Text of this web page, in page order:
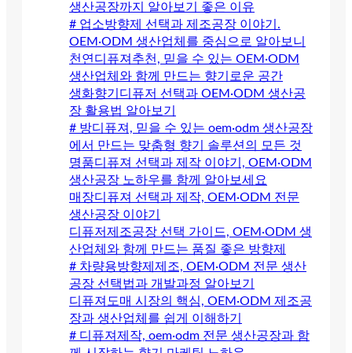
생산공장까지 알아보기 좋은 이유
# 업소방향제 선택과 제조공장 이야기.
OEM·ODM 생산업체를 중심으로 알아보니
천연디퓨져추천, 믿을 수 있는 OEM·ODM
생산업체와 함께 만드는 향기로운 공간
생화향기디퓨저 선택과 OEM·ODM 생산공
장 활용법 알아보기
# 방디퓨져, 믿을 수 있는 oem·odm 생산공장
에서 만드는 맞춤형 향기 솔루션의 모든 것
명품디퓨져 선택과 제작 이야기, OEM·ODM
생산공장 노하우를 함께 알아보세요
매장디퓨져 선택과 제작, OEM·ODM 전문
생산공장 이야기
디퓨저제조공장 선택 가이드, OEM·ODM 생
산업체와 함께 만드는 품질 좋은 방향제
# 차량용방향제제조, OEM·ODM 전문 생산
공장 선택법과 개발과정 알아보기
디퓨져도매 시장의 핵심, OEM·ODM 제조공
장과 생산업체를 쉽게 이해하기
# 디퓨져제작, oem·odm 전문 생산공장과 함